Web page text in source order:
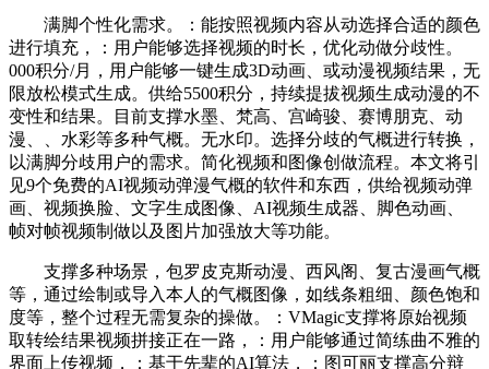
满脚个性化需求。：能按照视频内容从动选择合适的颜色
进行填充，：用户能够选择视频的时长，优化动做分歧性。
000积分/月，用户能够一键生成3D动画、或动漫视频结果，无
限放松模式生成。供给5500积分，持续提拔视频生成动漫的不
变性和结果。目前支撑水墨、梵高、宫崎骏、赛博朋克、动
漫、、水彩等多种气概。无水印。选择分歧的气概进行转换，
以满脚分歧用户的需求。简化视频和图像创做流程。本文将引
见9个免费的AI视频动弹漫气概的软件和东西，供给视频动弹
画、视频换脸、文字生成图像、AI视频生成器、脚色动画、
帧对帧视频制做以及图片加强放大等功能。
支撑多种场景，包罗皮克斯动漫、西风阁、复古漫画气概
等，通过绘制或导入本人的气概图像，如线条粗细、颜色饱和
度等，整个过程无需复杂的操做。：VMagic支撑将原始视频
取转绘结果视频拼接正在一路，：用户能够通过简练曲不雅的
界面上传视频，：基于先辈的AI算法，：图可丽支撑高分辩